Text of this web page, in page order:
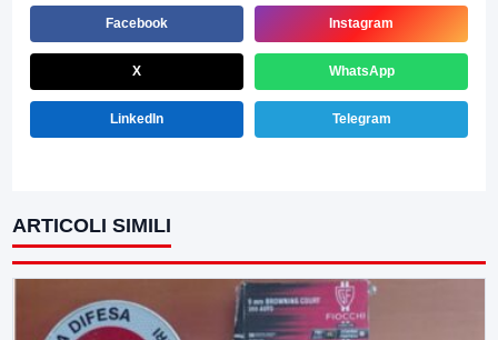
Facebook Instagram
X WhatsApp
LinkedIn Telegram
ARTICOLI SIMILI